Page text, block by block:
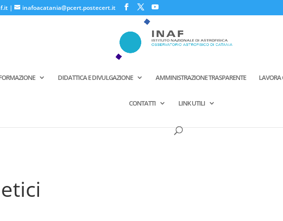
| inafoacatania@pcert.postecert.it
DIDATTICA E DIVULGAZIONE AMMINISTRAZIONE TRASPARENTE LAVORA
CONTATTI LINK UTILI